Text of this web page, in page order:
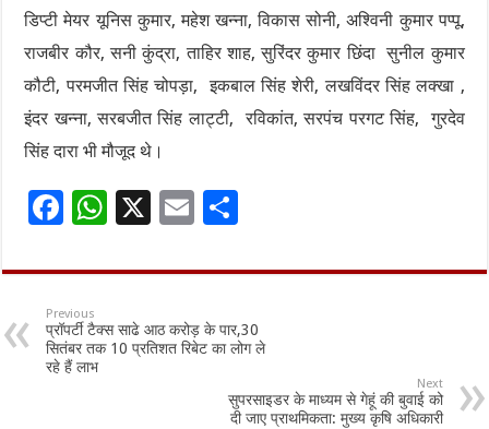
डिप्टी मेयर यूनिस कुमार, महेश खन्ना, विकास सोनी, अश्विनी कुमार पप्पू,
राजबीर कौर, सनी कुंद्रा, ताहिर शाह, सुरिंदर कुमार छिंदा सुनील कुमार
कौटी, परमजीत सिंह चोपड़ा, इकबाल सिंह शेरी, लखविंदर सिंह लक्खा ,
इंदर खन्ना, सरबजीत सिंह लाट्टी, रविकांत, सरपंच परगट सिंह, गुरदेव
सिंह दारा भी मौजूद थे।
F
e
b
o
o
W
at
sA
p
X
E
ai ar
Previous
प्रॉपर्टी टैक्स साढे आठ करोड़ के पार,30
सितंबर तक 10 प्रतिशत रिबेट का लोग ले
रहे हैं लाभ
Next
सुपरसाइडर के माध्यम से गेहूं की बुवाई को
दी जाए प्राथमिकता: मुख्य कृषि अधिकारी